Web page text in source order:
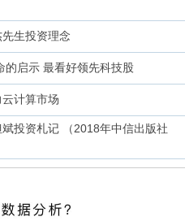
先生投资理念
的启示 最看好领先科技股
云计算市场
斌投资札记 （2018年中信出版社